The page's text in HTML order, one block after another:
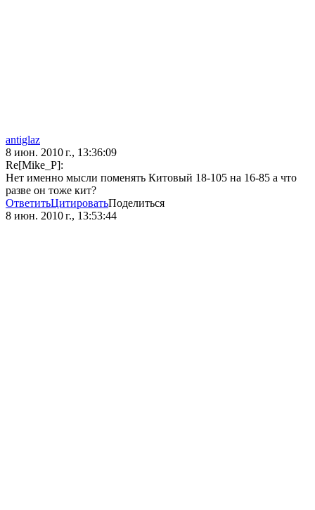
antiglaz
8 июн. 2010 г., 13:36:09
Re[Mike_P]:
Нет именно мысли поменять Китовый 18-105 на 16-85 а что
разве он тоже кит?
ОтветитьЦитироватьПоделиться
8 июн. 2010 г., 13:53:44